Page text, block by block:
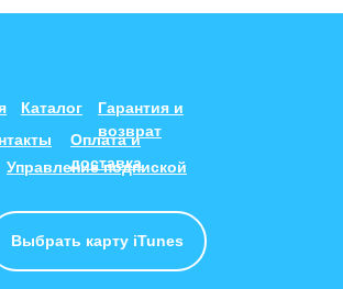
Каталог
Гарантия и
возврат
Оплата и
доставка
Выбрать карту iTunes
Управление подпиской